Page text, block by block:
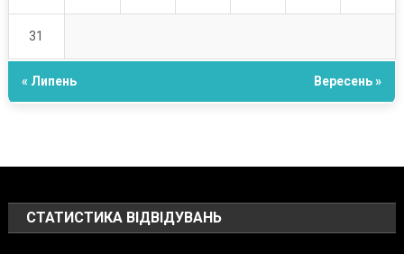
31
« Липень Вересень »
СТАТИСТИКА ВІДВІДУВАНЬ